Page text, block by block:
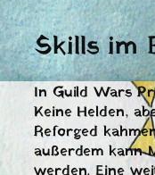
Skills im
In Guild Wars
Keine Helden,
Reforged
außerdem kann